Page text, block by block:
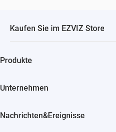
Kaufen Sie im EZVIZ Store
30 Tage Geld-zurück-Garantie
Produkte
Unternehmen
Nachrichten&Ereignisse